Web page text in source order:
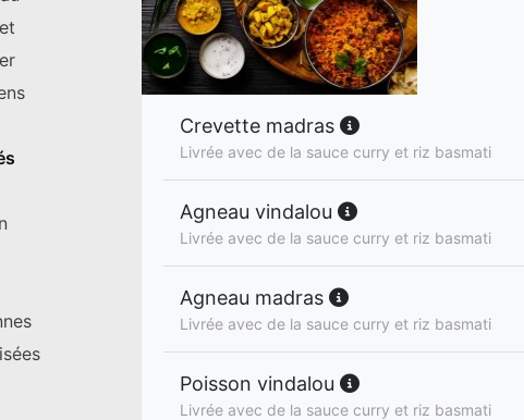
Crevette madras
Livrée avec de la sauce curry et riz basmati
Agneau vindalou
Livrée avec de la sauce curry et riz basmati
Agneau madras
Livrée avec de la sauce curry et riz basmati
Poisson vindalou
Livrée avec de la sauce curry et riz basmati